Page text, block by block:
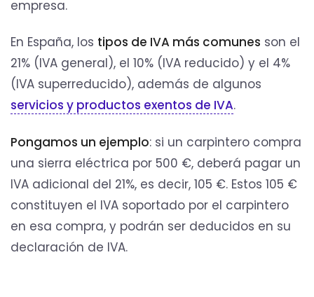
empresa.
En España, los tipos de IVA más comunes son el
21% (IVA general), el 10% (IVA reducido) y el 4%
(IVA superreducido), además de algunos
servicios y productos exentos de IVA.
Pongamos un ejemplo: si un carpintero compra
una sierra eléctrica por 500 €, deberá pagar un
IVA adicional del 21%, es decir, 105 €. Estos 105 €
constituyen el IVA soportado por el carpintero
en esa compra, y podrán ser deducidos en su
declaración de IVA.